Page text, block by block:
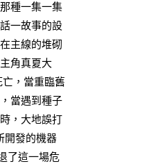
種一集一集
一故事的設
主線的堆砌
角真夏大
，當重臨舊
當遇到種子
，大地誤打
開發的機器
了這一場危